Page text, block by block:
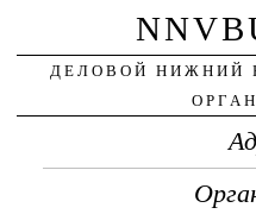
ДЕЛОВОЙ НИЖНИЙ